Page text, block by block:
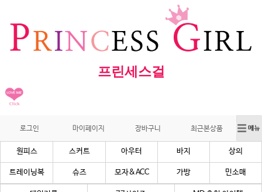
프린세스걸
로그인 마이페이지 장바구니 최근본상품
원피스 스커트 아우터 바지 상의
트레이닝복 슈즈 모자&ACC 가방 민소매